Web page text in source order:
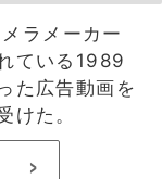
ラメーカー
ている1989
た広告動画を
けた。
>